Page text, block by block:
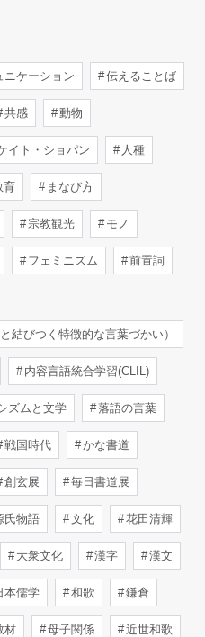
ケーション 伝えることば
共感 動物
イト・ショパン 人種
育 まなび方
宗教観光 モノ
フェミニズム 前置詞
結びつく特徴的な言葉づかい）
内容言語統合学習(CLIL)
ズムと文学 落語の言葉
戦国時代 かな書道
創玄展 毎日書道展
物語 文化 花田清輝
大衆文化 漢字 漢文
儒学 和歌 鎌倉
材 母子関係 近世和歌